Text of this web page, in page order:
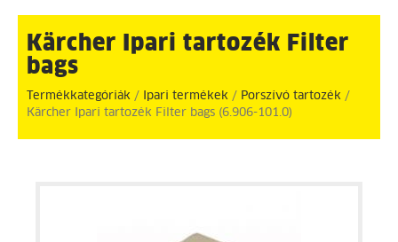
Kärcher Ipari tartozék Filter
bags
Termékkategóriák / Ipari termékek / Porszívó tartozék /
Kärcher Ipari tartozék Filter bags (6.906-101.0)